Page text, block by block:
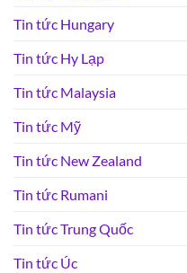
Tin tức Hungary
Tin tức Hy Lạp
Tin tức Malaysia
Tin tức Mỹ
Tin tức New Zealand
Tin tức Rumani
Tin tức Trung Quốc
Tin tức Úc